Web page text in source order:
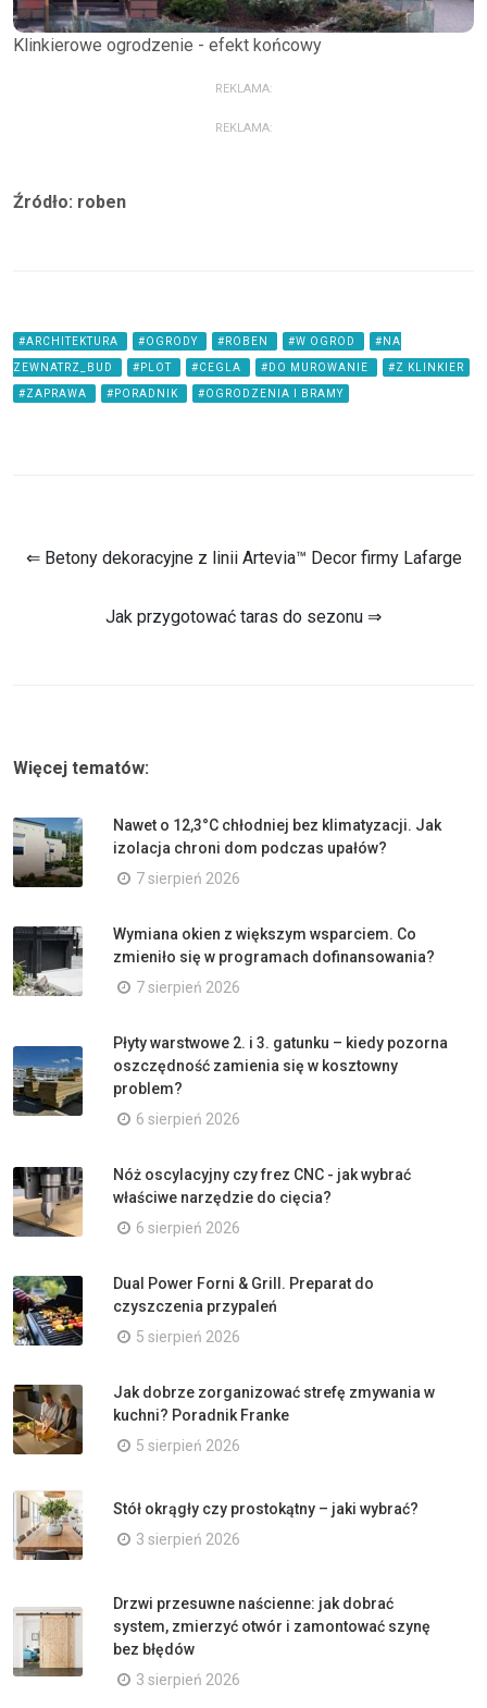
Klinkierowe ogrodzenie - efekt końcowy
REKLAMA:
REKLAMA:
Źródło: roben
#ARCHITEKTURA #OGRODY #ROBEN #W OGROD #NA
ZEWNATRZ_BUD #PLOT #CEGLA #DO MUROWANIE #Z KLINKIER
#ZAPRAWA #PORADNIK #OGRODZENIA I BRAMY
⇐ Betony dekoracyjne z linii Artevia™ Decor firmy Lafarge
Jak przygotować taras do sezonu ⇒
Więcej tematów:
Nawet o 12,3°C chłodniej bez klimatyzacji. Jak
izolacja chroni dom podczas upałów?
7 sierpień 2026
Wymiana okien z większym wsparciem. Co
zmieniło się w programach dofinansowania?
7 sierpień 2026
Płyty warstwowe 2. i 3. gatunku – kiedy pozorna
oszczędność zamienia się w kosztowny
problem?
6 sierpień 2026
Nóż oscylacyjny czy frez CNC - jak wybrać
właściwe narzędzie do cięcia?
6 sierpień 2026
Dual Power Forni & Grill. Preparat do
czyszczenia przypaleń
5 sierpień 2026
Jak dobrze zorganizować strefę zmywania w
kuchni? Poradnik Franke
5 sierpień 2026
Stół okrągły czy prostokątny – jaki wybrać?
3 sierpień 2026
Drzwi przesuwne naścienne: jak dobrać
system, zmierzyć otwór i zamontować szynę
bez błędów
3 sierpień 2026